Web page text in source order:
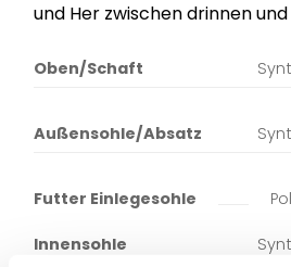
und Her zwischen drinnen
Oben/Schaft
Außensohle/Absatz
Futter Einlegesohle
Innensohle